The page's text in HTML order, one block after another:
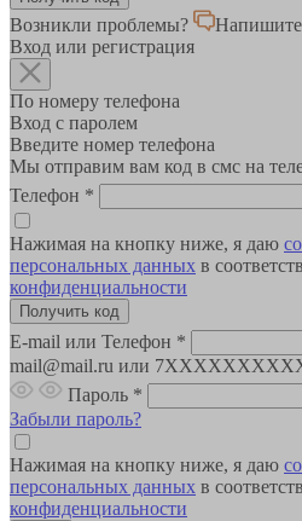
Возникли проблемы?
Вход или регистрация
По номеру телефона
Вход с паролем
Введите номер телефона
Мы отправим вам код в смс на
Телефон *
Нажимая на кнопку ниже, я даю
персональных данных в
конфиденциальности
E-mail или Телефон *
mail@mail.ru или
Пароль *
Забыли пароль?
Нажимая на кнопку ниже, я даю
персональных данных в
конфиденциальности